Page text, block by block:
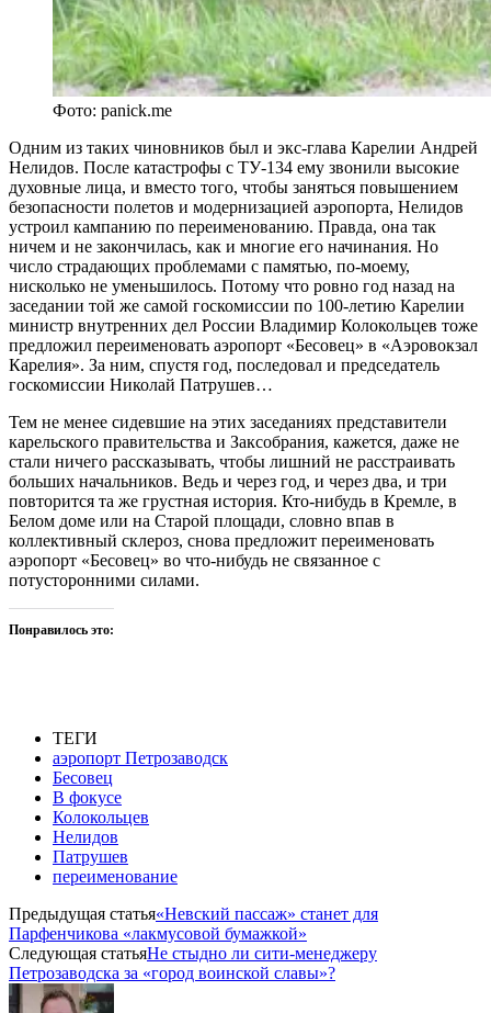
Фото: panick.me
Одним из таких чиновников был и экс-глава Карелии Андрей
Нелидов. После катастрофы с ТУ-134 ему звонили высокие
духовные лица, и вместо того, чтобы заняться повышением
безопасности полетов и модернизацией аэропорта, Нелидов
устроил кампанию по переименованию. Правда, она так
ничем и не закончилась, как и многие его начинания. Но
число страдающих проблемами с памятью, по-моему,
нисколько не уменьшилось. Потому что ровно год назад на
заседании той же самой госкомиссии по 100-летию Карелии
министр внутренних дел России Владимир Колокольцев тоже
предложил переименовать аэропорт «Бесовец» в «Аэровокзал
Карелия». За ним, спустя год, последовал и председатель
госкомиссии Николай Патрушев…
Тем не менее сидевшие на этих заседаниях представители
карельского правительства и Заксобрания, кажется, даже не
стали ничего рассказывать, чтобы лишний не расстраивать
больших начальников. Ведь и через год, и через два, и три
повторится та же грустная история. Кто-нибудь в Кремле, в
Белом доме или на Старой площади, словно впав в
коллективный склероз, снова предложит переименовать
аэропорт «Бесовец» во что-нибудь не связанное с
потусторонними силами.
Понравилось это:
ТЕГИ
аэропорт Петрозаводск
Бесовец
В фокусе
Колокольцев
Нелидов
Патрушев
переименование
Предыдущая статья«Невский пассаж» станет для
Парфенчикова «лакмусовой бумажкой»
Следующая статьяНе стыдно ли сити-менеджеру
Петрозаводска за «город воинской славы»?